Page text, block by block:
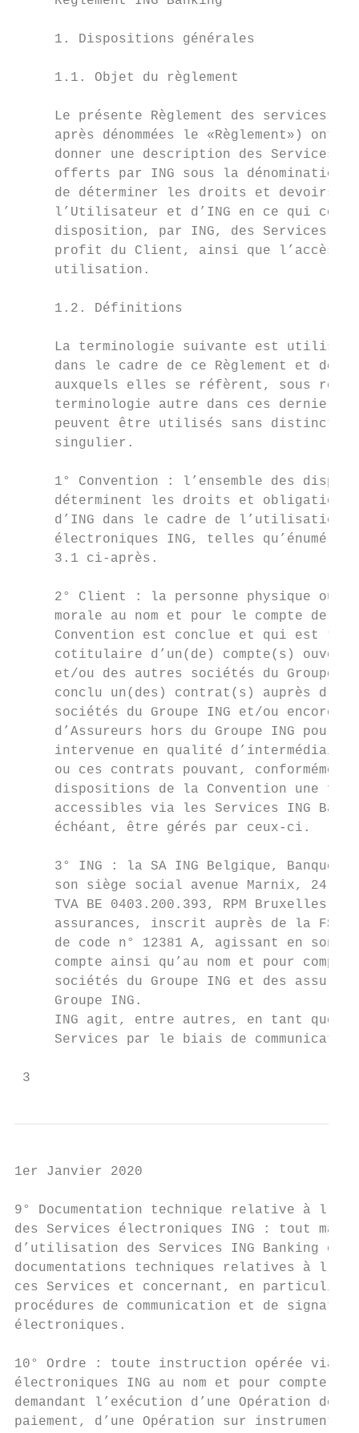
1. Dispositions générales
1.1. Objet du règlement
Le présente Règlement des services
après dénommées le «Règlement») ont
donner une description des Services
offerts par ING sous la dénomination
de déterminer les droits et devoirs
l’Utilisateur et d’ING en ce qui
disposition, par ING, des Services
profit du Client, ainsi que l’accès
utilisation.
1.2. Définitions
La terminologie suivante est
dans le cadre de ce Règlement et des
auxquels elles se réfèrent, sous
terminologie autre dans ces
peuvent être utilisés sans
     singulier.
1° Convention : l’ensemble des
déterminent les droits et
d’ING dans le cadre de l’utilisation
électroniques ING, telles
3.1 ci-après.
2° Client : la personne physique ou
morale au nom et pour le compte de
Convention est conclue et qui est
cotitulaire d’un(de) compte(s)
et/ou des autres sociétés du Groupe
conclu un(des) contrat(s) auprès
sociétés du Groupe ING et/ou encore
d’Assureurs hors du Groupe ING pour
intervenue en qualité
ou ces contrats pouvant,
dispositions de la Convention une
accessibles via les Services ING
échéant, être gérés par ceux-ci.
3° ING : la SA ING Belgique, Banque
son siège social avenue Marnix, 24 à
TVA BE 0403.200.393, RPM Bruxelles,
assurances, inscrit auprès de la
de code n° 12381 A, agissant en son
compte ainsi qu’au nom et pour
sociétés du Groupe ING et des
Groupe ING.
ING agit, entre autres, en tant que
Services par le biais de
3
1er Janvier 2020
9° Documentation technique relative à
des Services électroniques ING : tout
d’utilisation des Services ING Banking et/
documentations techniques relatives à
ces Services et concernant, en
procédures de communication et de
électroniques.
10° Ordre : toute instruction opérée via
électroniques ING au nom et pour compte
demandant l’exécution d’une Opération
paiement, d’une Opération sur